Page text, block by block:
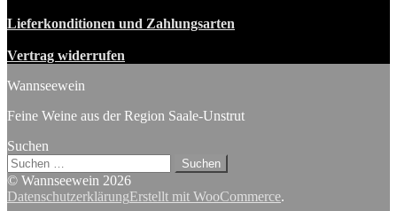
Lieferkonditionen und Zahlungsarten
Vertrag widerrufen
Wannseewein
Feine Weine aus der Region Saale-Unstrut
Suchen
Suchen
nach:
© Wannseewein 2026
DatenschutzerklärungErstellt mit WooCommerce.